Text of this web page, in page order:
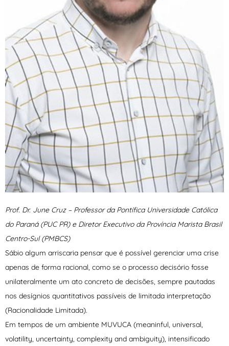
Prof. Dr. June Cruz – Professor da Pontífica Universidade Católica
do Paraná (PUC PR) e Diretor Executivo da Província Marista Brasil
Centro-Sul (PMBCS)
Sábio algum arriscaria pensar que é possível gerenciar uma crise
apenas de forma racional, como se o processo decisório fosse
unilateralmente um ato concreto de decisões, sempre pautadas
nos desígnios quantitativos passíveis de limitada interpretação
(Racionalidade Limitada).
Em tempos de um ambiente MUVUCA (meaninful, universal,
volatility, uncertainty, complexity and ambiguity), intensificado